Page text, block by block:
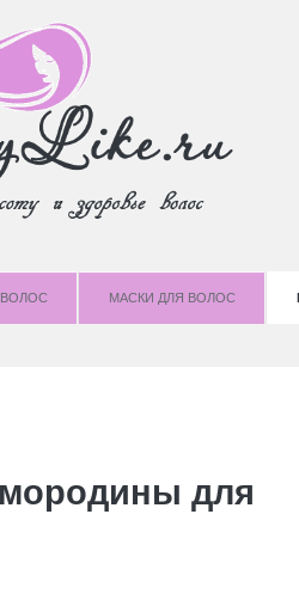
МАСКИ ДЛЯ ВОЛОС
для